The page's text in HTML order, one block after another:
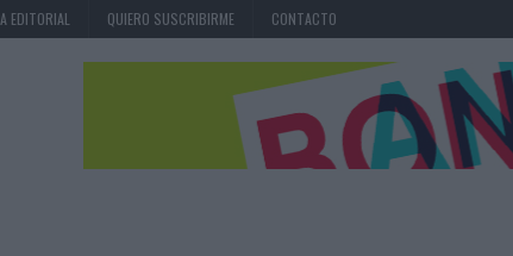
EDITORIAL QUIERO SUSCRIBIRME CONTACTO